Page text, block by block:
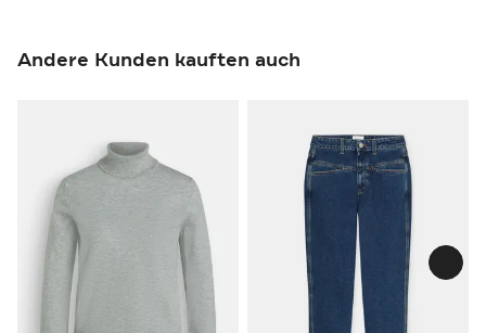
Andere Kunden kauften auch